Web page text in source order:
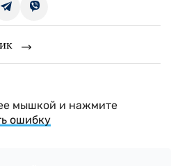
мышкой и нажмите
ошибку